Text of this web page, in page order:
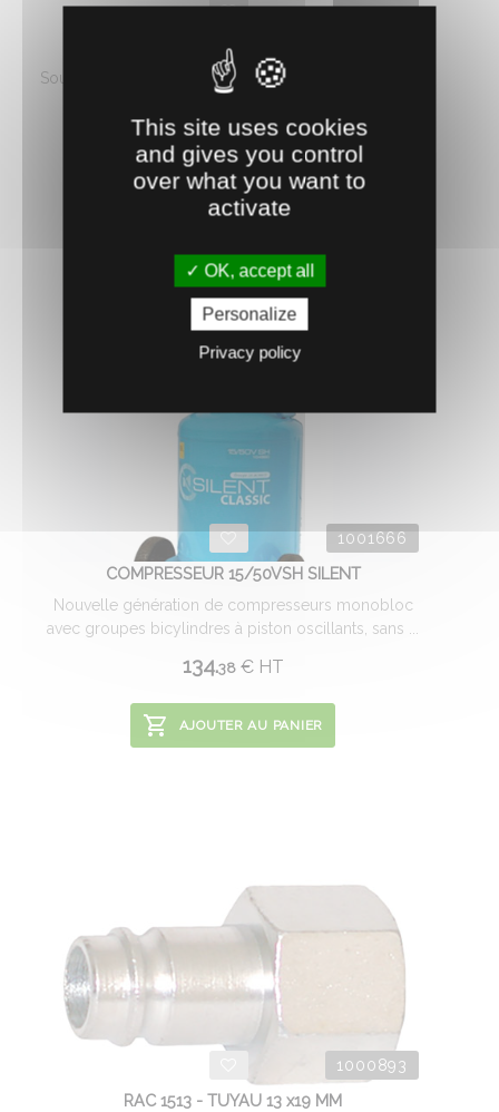
0731011
TUYAU ARMÉ
Souplesse et résistance aux chocs sont les avantages
55 €HT
AJOUTER AU PANIER
1001666
COMPRESSEUR 15/50VSH SILENT
Nouvelle génération de compresseurs monobloc
avec groupes bicylindres à piston oscillants, sans ...
134.38 €HT
AJOUTER AU PANIER
1000893
RAC 1513 - TUYAU 13 x19 MM
This site uses cookies
and gives you control
over what you want to
activate
OK, accept all
Personalize
Privacy policy